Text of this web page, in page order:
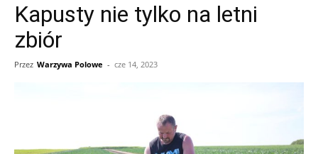
Kapusty nie tylko na letni
zbiór
Przez Warzywa Polowe - cze 14, 2023